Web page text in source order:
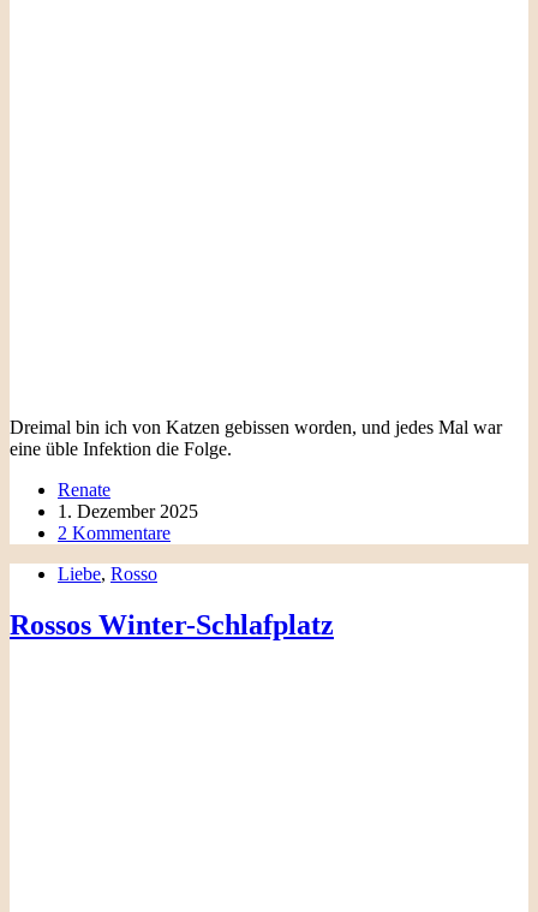
Dreimal bin ich von Katzen gebissen worden, und jedes Mal war
eine üble Infektion die Folge.
Renate
1. Dezember 2025
2 Kommentare
Liebe, Rosso
Rossos Winter-Schlafplatz